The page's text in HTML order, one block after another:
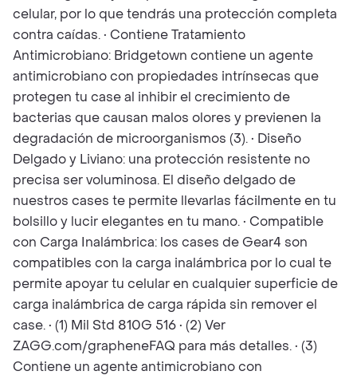
celular, por lo que tendrás una protección completa
contra caídas. • Contiene Tratamiento
Antimicrobiano: Bridgetown contiene un agente
antimicrobiano con propiedades intrínsecas que
protegen tu case al inhibir el crecimiento de
bacterias que causan malos olores y previenen la
degradación de microorganismos (3). • Diseño
Delgado y Liviano: una protección resistente no
precisa ser voluminosa. El diseño delgado de
nuestros cases te permite llevarlas fácilmente en tu
bolsillo y lucir elegantes en tu mano. • Compatible
con Carga Inalámbrica: los cases de Gear4 son
compatibles con la carga inalámbrica por lo cual te
permite apoyar tu celular en cualquier superficie de
carga inalámbrica de carga rápida sin remover el
case. • (1) Mil Std 810G 516 • (2) Ver
ZAGG.com/grapheneFAQ para más detalles. • (3)
Contiene un agente antimicrobiano con